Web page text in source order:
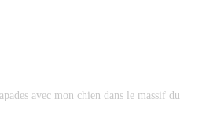
avec mon chien dans le massif du